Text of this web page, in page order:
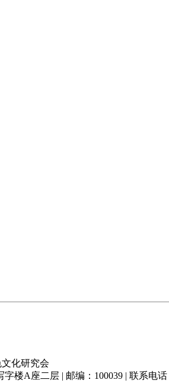
化研究会
楼A座二层 | 邮编：100039 | 联系电话